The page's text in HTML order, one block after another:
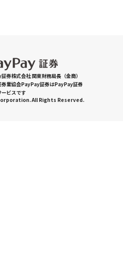
券株式会社 関東財務局長（金商）
業協会PayPay証券はPayPay証券
ビスです
All Rights Reserved.